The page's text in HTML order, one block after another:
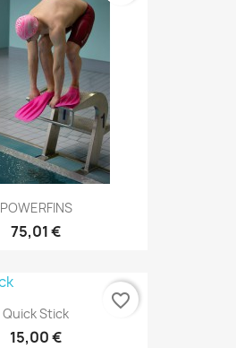
POWERFINS
75,01 €
Quick Stick
15,00 €
favorite_border